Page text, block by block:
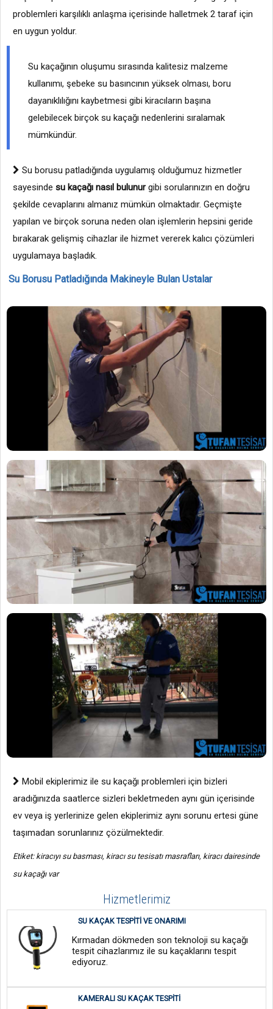
problemleri karşılıklı anlaşma içerisinde halletmek 2 taraf için
en uygun yoldur.
Su kaçağının oluşumu sırasında kalitesiz malzeme
kullanımı, şebeke su basıncının yüksek olması, boru
dayanıklılığını kaybetmesi gibi kiracıların başına
gelebilecek birçok su kaçağı nedenlerini sıralamak
mümkündür.
Su borusu patladığında uygulamış olduğumuz hizmetler
sayesinde su kaçağı nasıl bulunurgibi sorularınızın en doğru
şekilde cevaplarını almanız mümkün olmaktadır. Geçmişte
yapılan ve birçok soruna neden olan işlemlerin hepsini geride
bırakarak gelişmiş cihazlar ile hizmet vererek kalıcı çözümleri
uygulamaya başladık.
Su Borusu Patladığında Makineyle Bulan Ustalar
Mobil ekiplerimiz ile su kaçağı problemleri için bizleri
aradığınızda saatlerce sizleri bekletmeden aynı gün içerisinde
ev veya iş yerlerinize gelen ekiplerimiz aynı sorunu ertesi güne
taşımadan sorunlarınız çözülmektedir.
Etiket: kiracıyı su basması, kiracı su tesisatı masrafları, kiracı dairesinde
su kaçağı var
Hizmetlerimiz
SU KAÇAK TESPITI VE ONARIMI
Kırmadan dökmeden son teknoloji su kaçağı
tespit cihazlarımız ile su kaçaklarını tespit
ediyoruz.
KAMERALI SU KAÇAK TESPITI